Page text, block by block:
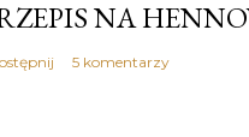
NA
5 komentarzy